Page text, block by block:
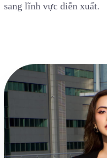
sang lĩnh vực diễn xuất.